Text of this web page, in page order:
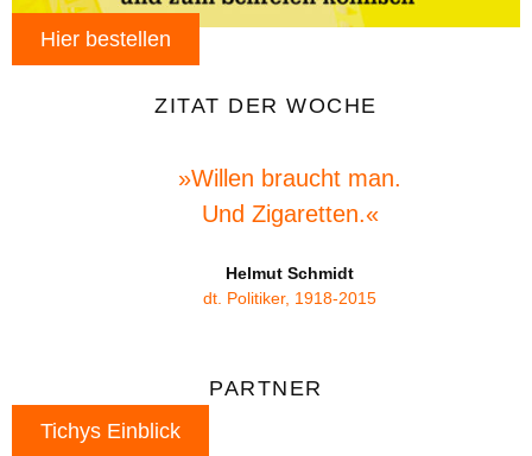
Hier bestellen
ZITAT DER WOCHE
»Willen braucht man.
Und Zigaretten.«
Helmut Schmidt
dt. Politiker, 1918-2015
PARTNER
Tichys Einblick